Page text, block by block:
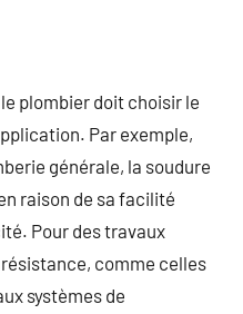
plombier doit choisir le
Par exemple,
générale, la soudure
raison de sa facilité
Pour des travaux
comme celles
systèmes de